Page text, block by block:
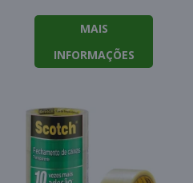
MAIS
INFORMAÇÕES